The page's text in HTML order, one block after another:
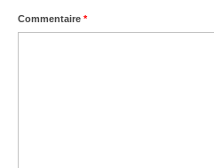
Commentaire *